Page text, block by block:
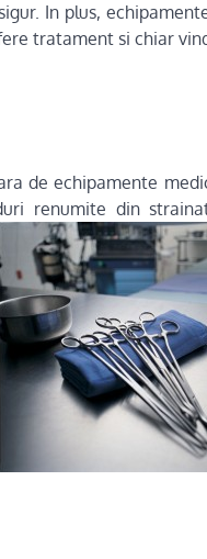
In plus,
tratament si chiar
de echipamente
renumite din